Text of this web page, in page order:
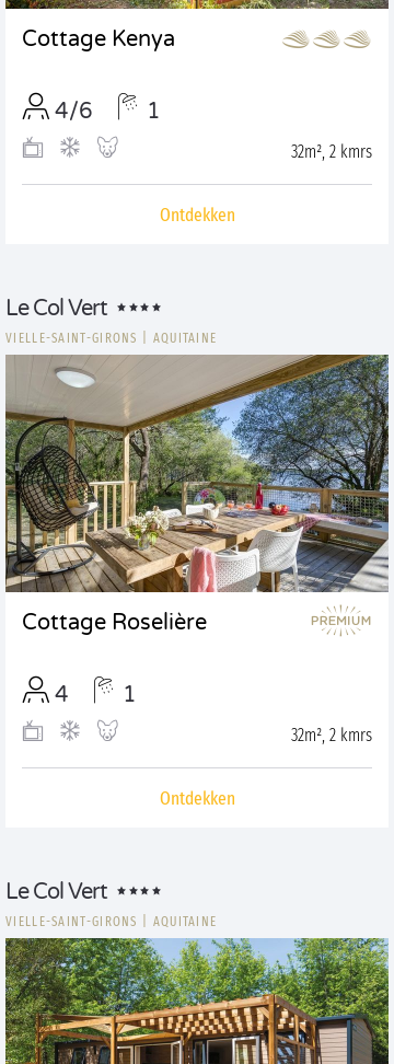
Cottage Kenya
4/6 1
32m², 2 kmrs
Ontdekken
Le Col Vert
VIELLE-SAINT-GIRONS AQUITAINE
Cottage Roselière
4 1
32m², 2 kmrs
Ontdekken
Le Col Vert
VIELLE-SAINT-GIRONS AQUITAINE